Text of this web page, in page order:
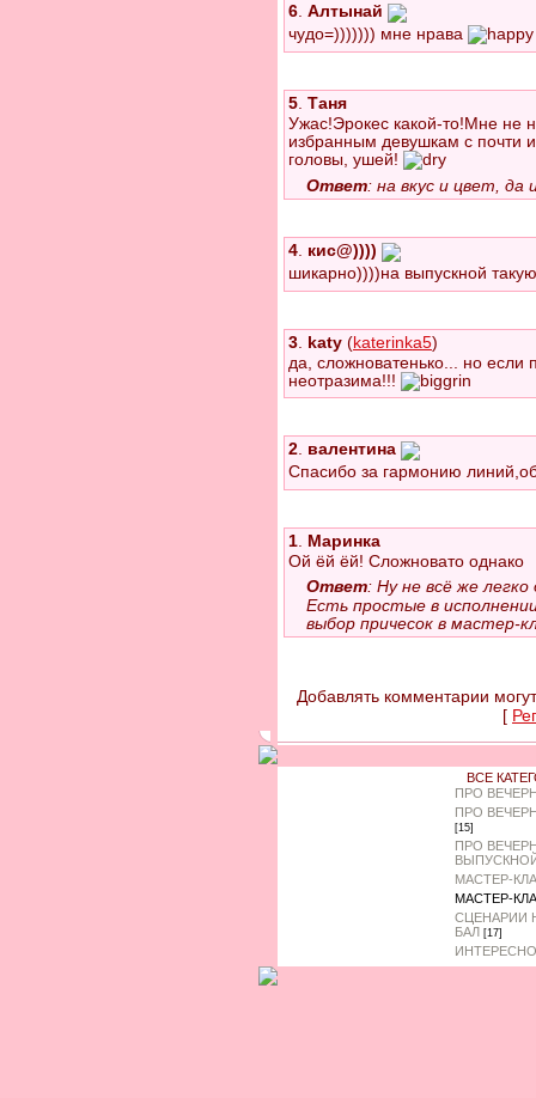
6 Алтынай
чудо=))))))) мне нрава
5 Таня
Ужас!Эрокес какой-то!Мне не
избранным девушкам с
головы, ушей!
Ответ: на вкус и цвет, да
4 кис@))))
шикарно))))на выпускной
3 katy (katerinka5)
да, сложноватенько... но если
неотразима!!!
2 валентина
Спасибо за гармонию
1
Маринка
Ой ёй ёй! Сложновато однако
Ответ: Ну не всё же
Есть простые в
выбор причесок в мастер-
Добавлять комментарии
[
ВСЕ
ПРО
ПРО
[15]
ПРО
МАСТЕР-
МАСТЕР-
СЦЕНАРИИ
БАЛ [17]